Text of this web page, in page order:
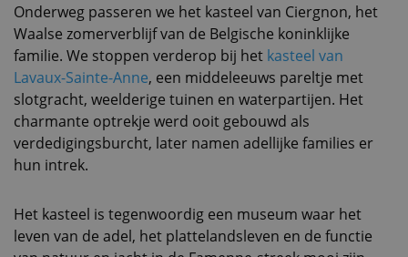
Onderweg passeren we het kasteel van Ciergnon, het
Waalse zomerverblijf van de Belgische koninklijke
familie. We stoppen verderop bij het kasteel van
Lavaux-Sainte-Anne, een middeleeuws pareltje met
slotgracht, weelderige tuinen en waterpartijen. Het
charmante optrekje werd ooit gebouwd als
verdedigingsburcht, later namen adellijke families er
hun intrek.
Het kasteel is tegenwoordig een museum waar het
leven van de adel, het plattelandsleven en de functie